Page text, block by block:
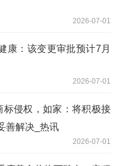
2026-07-01
康：该变更审批预计7月
2026-07-01
标侵权，如家：将积极接
善解决_热讯
2026-07-01